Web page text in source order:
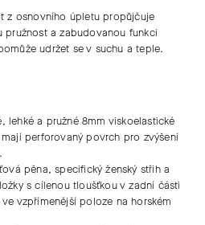
z osnovního úpletu propůjčuje
pružnost a zabudovanou funkci
udržet se v suchu a teple.
lehké a pružné 8mm viskoelastické
perforovaný povrch pro zvýšení
pěna, specifický ženský střih a
s cílenou tloušťkou v zadní části
vzpřímenější poloze na horském